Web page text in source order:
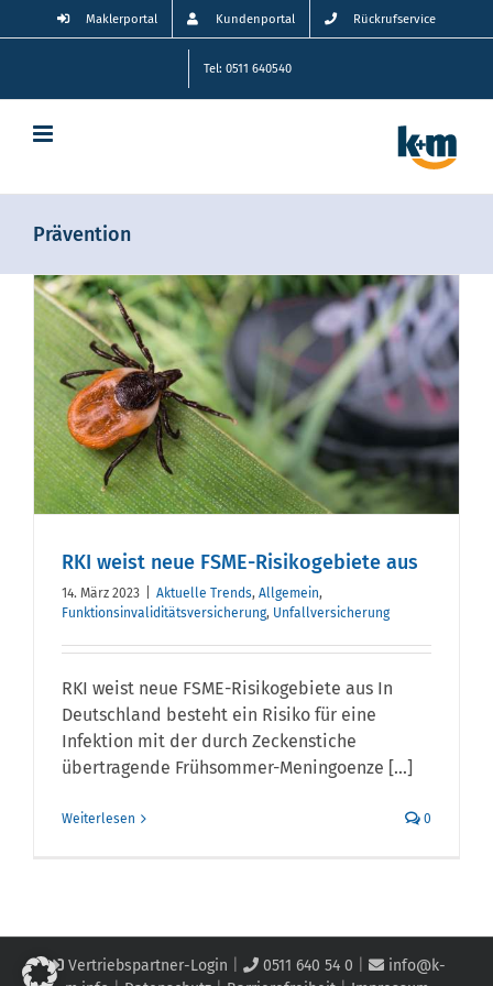
Inhalt
Maklerportal Kundenportal Rückrufservice
Tel: 0511 640540
Prävention
RKI weist neue FSME-Risikogebiete aus
14. März 2023 Aktuelle Trends, Allgemein,
Funktionsinvaliditätsversicherung, Unfallversicherung
RKI weist neue FSME-Risikogebiete aus In
Deutschland besteht ein Risiko für eine
Infektion mit der durch Zeckenstiche
übertragende Frühsommer-Meningoenze [...]
Weiterlesen 0
Vertriebspartner-Login 0511 640 54 0
info@k-